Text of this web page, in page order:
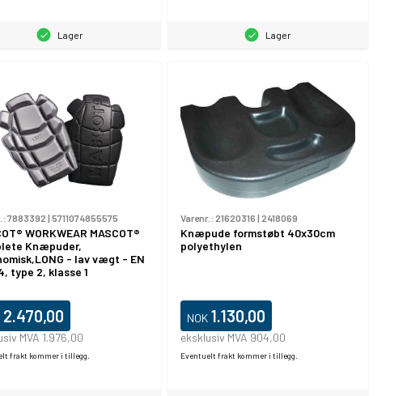
Lager Lager
7883392 | 5711074855575
WORKWEAR MASCOT®
Knæpuder,
- lav vægt - EN
type 2, klasse 1
2.470,00
MVA 1.976,00
frakt kommer i tillegg.
Varenr.: 21620316 | 2418069
Knæpude formstøbt 40x30cm
polyethylen
NOK 1.130,00
eksklusiv MVA 904,00
Eventuelt frakt kommer i tillegg.